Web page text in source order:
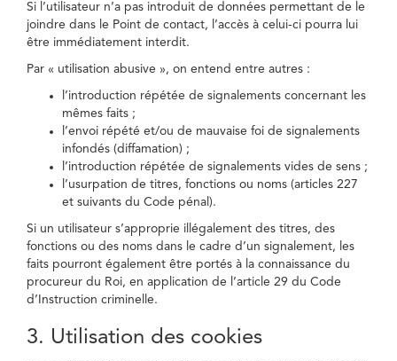
Si l’utilisateur n’a pas introduit de données permettant de le
joindre dans le Point de contact, l’accès à celui-ci pourra lui
être immédiatement interdit.
Par « utilisation abusive », on entend entre autres :
l’introduction répétée de signalements concernant les
mêmes faits ;
l’envoi répété et/ou de mauvaise foi de signalements
infondés (diffamation) ;
l’introduction répétée de signalements vides de sens ;
l’usurpation de titres, fonctions ou noms (articles 227
et suivants du Code pénal).
Si un utilisateur s’approprie illégalement des titres, des
fonctions ou des noms dans le cadre d’un signalement, les
faits pourront également être portés à la connaissance du
procureur du Roi, en application de l’article 29 du Code
d’Instruction criminelle.
3. Utilisation des cookies